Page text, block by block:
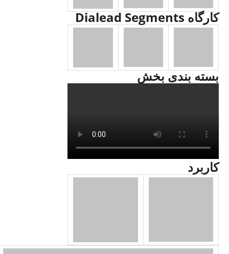
کارگاه Dialead Segments
بسته بندی بخش
کاربرد